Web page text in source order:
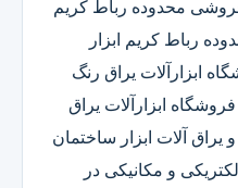
فروشی محدوده رباط کریم
رباط کریم ابزار
ابزارآلات یراق رنگ
ابزارآلات یراق
یراق آلات ابزار ساختمان
و مکانیکی در